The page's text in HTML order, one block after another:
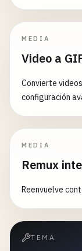
MEDIA
Video a
Convierte
configuración
MEDIA
Remux
Reenvuelve
TEMA